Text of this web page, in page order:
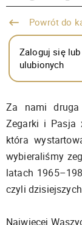
Powrót do
Zaloguj się
ulubionych
Za nami
Zegarki i Pasja
która
wybieraliśmy
latach
czyli
Najwięcej